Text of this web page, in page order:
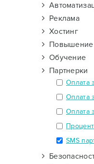
Реклама
Хостинг
Повышение
Обучение
Партнерки
Оплата
Оплата
Оплата
SMS